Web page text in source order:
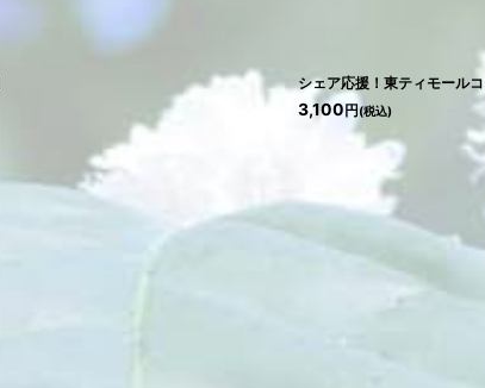
シェア応援！東ティモール
3,100 円 (税込)